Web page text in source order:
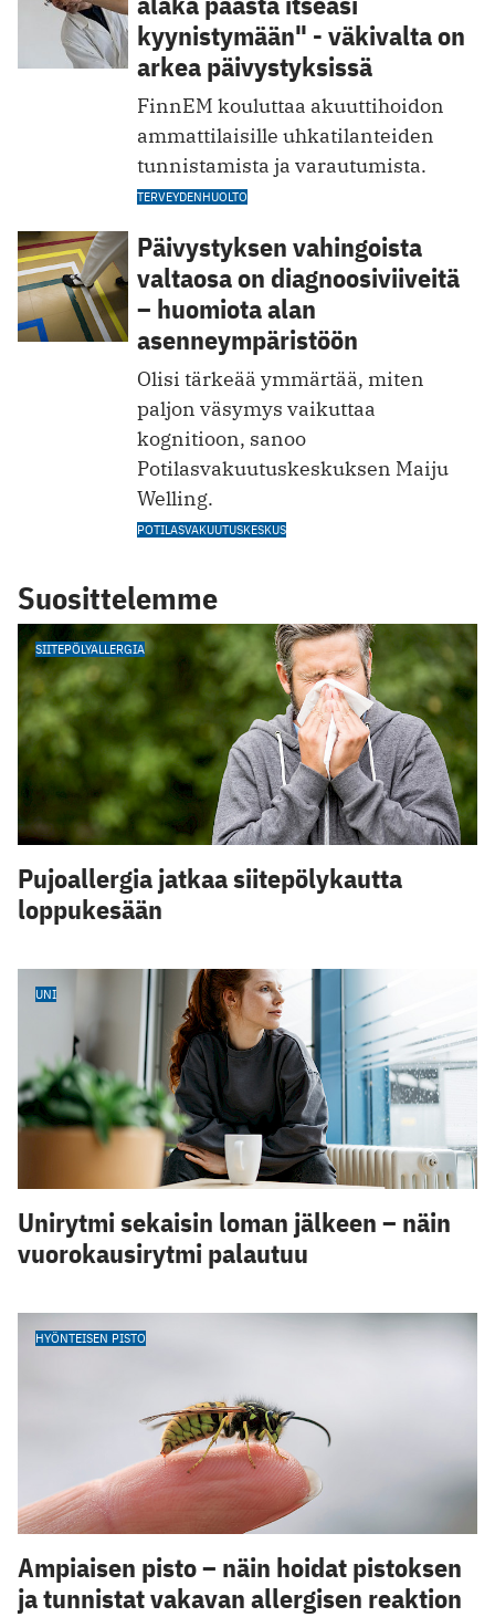
kyynistymään" - väkivalta on
arkea päivystyksissä
FinnEM kouluttaa akuuttihoidon
ammattilaisille uhkatilanteiden
tunnistamista ja varautumista.
TERVEYDENHUOLTO
Päivystyksen vahingoista
valtaosa on diagnoosiviiveitä
– huomiota alan
asenneympäristöön
Olisi tärkeää ymmärtää, miten
paljon väsymys vaikuttaa
kognitioon, sanoo
Potilasvakuutuskeskuksen Maiju
Welling.
POTILASVAKUUTUSKESKUS
Suosittelemme
SIITEPÖLYALLERGIA
Pujoallergia jatkaa siitepölykautta
loppukesään
UNI
Unirytmi sekaisin loman jälkeen – näin
vuorokausirytmi palautuu
HYÖNTEISEN PISTO
Ampiaisen pisto – näin hoidat pistoksen
ja tunnistat vakavan allergisen reaktion